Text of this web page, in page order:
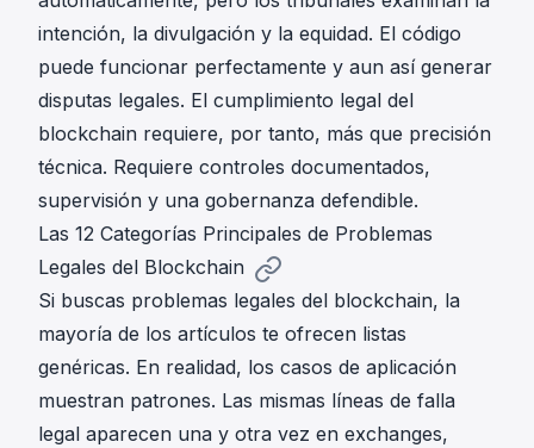
intención, la divulgación y la equidad. El código
puede funcionar perfectamente y aun así generar
disputas legales. El cumplimiento legal del
blockchain requiere, por tanto, más que precisión
técnica. Requiere controles documentados,
supervisión y una gobernanza defendible.
Las 12 Categorías Principales de Problemas
Legales del Blockchain
Si buscas problemas legales del blockchain, la
mayoría de los artículos te ofrecen listas
genéricas. En realidad, los casos de aplicación
muestran patrones. Las mismas líneas de falla
legal aparecen una y otra vez en exchanges,